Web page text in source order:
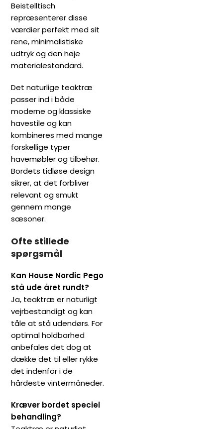
Beistelltisch
repræsenterer disse
værdier perfekt med sit
rene, minimalistiske
udtryk og den høje
materialestandard.
Det naturlige teaktræ
passer ind i både
moderne og klassiske
havestile og kan
kombineres med mange
forskellige typer
havemøbler og tilbehør.
Bordets tidløse design
sikrer, at det forbliver
relevant og smukt
gennem mange
sæsoner.
Ofte stillede
spørgsmål
Kan House Nordic Pego
stå ude året rundt?
Ja, teaktræ er naturligt
vejrbestandigt og kan
tåle at stå udendørs. For
optimal holdbarhed
anbefales det dog at
dække det til eller rykke
det indenfor i de
hårdeste vintermåneder.
Kræver bordet speciel
behandling?